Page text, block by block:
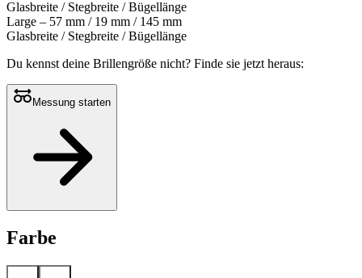
Glasbreite / Stegbreite / Bügellänge
Large – 57 mm / 19 mm / 145 mm
Glasbreite / Stegbreite / Bügellänge
Du kennst deine Brillengröße nicht? Finde sie jetzt heraus:
Messung starten
Farbe